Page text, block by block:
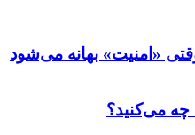
«امنیت» بهانه می‌شود
چه می‌کنید؟